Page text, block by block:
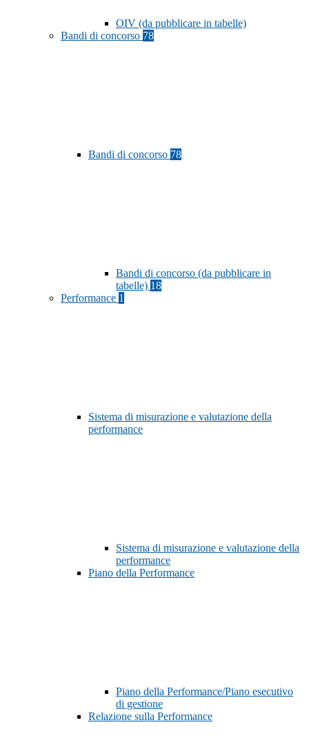
OIV (da pubblicare in tabelle)
Bandi di concorso 78
Bandi di concorso 78
Bandi di concorso (da pubblicare in
tabelle) 18
Performance 1
Sistema di misurazione e valutazione della
performance
Sistema di misurazione e valutazione della
performance
Piano della Performance
Piano della Performance/Piano esecutivo
di gestione
Relazione sulla Performance